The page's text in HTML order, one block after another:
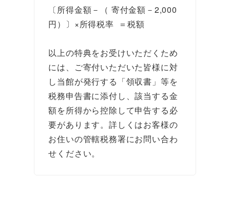
〔所得金額－（ 寄付金額－2,000
円）〕×所得税率 ＝税額
以上の特典をお受けいただくため
には、ご寄付いただいた皆様に対
し当館が発行する「領収書」等を
税務申告書に添付し、該当する金
額を所得から控除して申告する必
要があります。詳しくはお客様の
お住いの管轄税務署にお問い合わ
せください。